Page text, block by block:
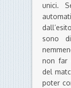
unici.
sono
non far
del
poter